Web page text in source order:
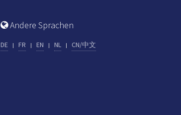
Andere Sprachen
DE FR EN NL CN/中文